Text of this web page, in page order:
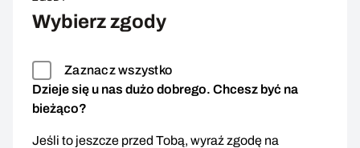
Wybierz zgody
Zaznacz wszystko
Dzieje się u nas dużo dobrego. Chcesz być na
bieżąco?
Jeśli to jeszcze przed Tobą, wyraź zgodę na